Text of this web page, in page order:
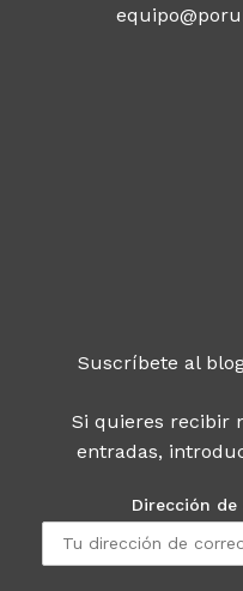
Suscríbete al
Si quieres recibir
entradas,
Dirección